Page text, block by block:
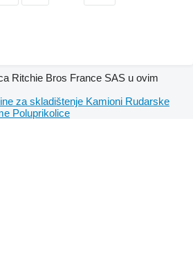
Ritchie Bros France SAS u ovim
za skladištenje Kamioni Rudarske
Poluprikolice